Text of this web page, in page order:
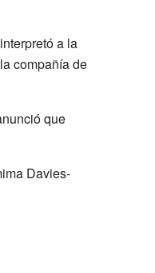
a la
compañía de
que
Davies-